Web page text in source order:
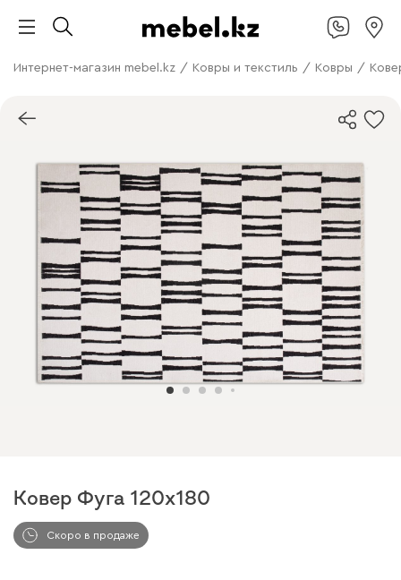
Интернет-магазин mebel.kz / Ковры и текстиль / Ковры /
Ковер Фуга 120x180
Скоро в продаже